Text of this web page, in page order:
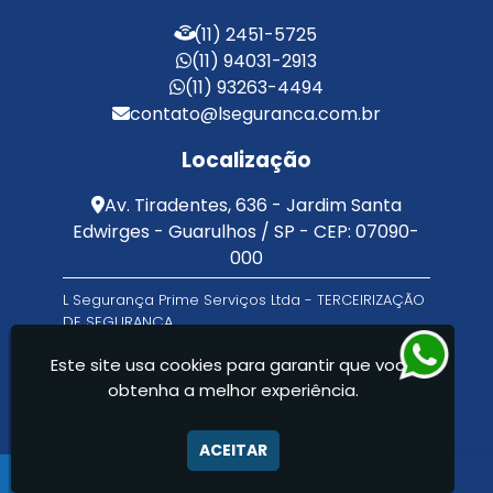
Terceirização de Facilities
Terceirização de Portaria
Zeladoria de Condomínios
(11) 2451-5725
(11) 94031-2913
(11) 93263-4494
contato@lseguranca.com.br
Localização
Av. Tiradentes, 636 - Jardim Santa
Edwirges - Guarulhos / SP - CEP: 07090-
000
L Segurança Prime Serviços Ltda - TERCEIRIZAÇÃO
DE SEGURANÇA
Este site usa cookies para garantir que você
obtenha a melhor experiência.
ACEITAR